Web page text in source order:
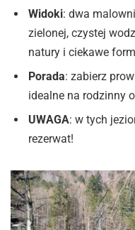
Widoki: dwa
zielonej, czystej
natury i ciekawe
Porada: zabierz
idealne na rodzinny
UWAGA: w tych
rezerwat!